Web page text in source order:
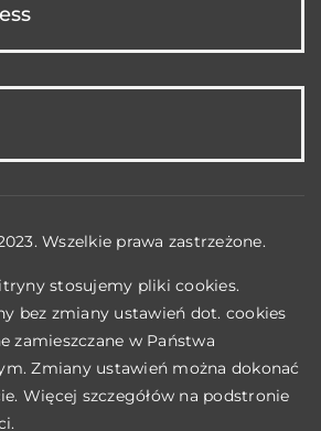
Wszelkie prawa zastrzeżone.
stosujemy pliki cookies.
bez zmiany ustawień dot. cookies
zamieszczane w Państwa
Zmiany ustawień można dokonać
Więcej szczegółów na podstronie
.